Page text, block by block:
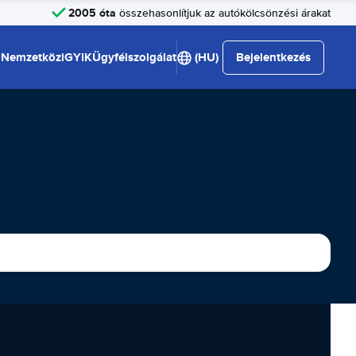
2005 óta összehasonlítjuk az autókölcsönzési árakat
NemzetköziGYIKÜgyfélszolgálat (HU) Bejelentkezés